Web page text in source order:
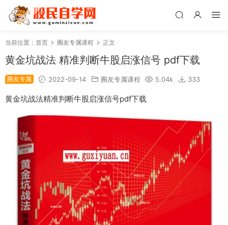
当前位置： 首页 圈友专属课程 正文
黄金坑战法 精准判断牛股启涨信号 pdf下载
圈友专属 2022-09-14 圈友专属课程 5.04k 333
黄金坑战法精准判断牛股启涨信号pdf下载